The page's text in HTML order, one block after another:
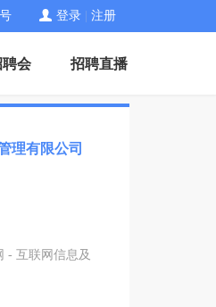
登录 注册
聘会 招聘直播
理有限公司
- 互联网信息及